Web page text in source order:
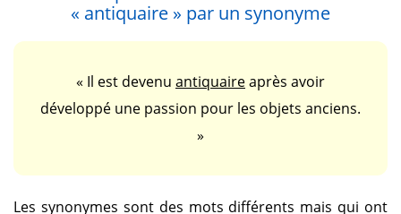
« antiquaire » par un synonyme
« Il est devenu antiquaireaprès avoir
développé une passion pour les objets anciens.
»
Les synonymes sont des mots différents mais qui ont